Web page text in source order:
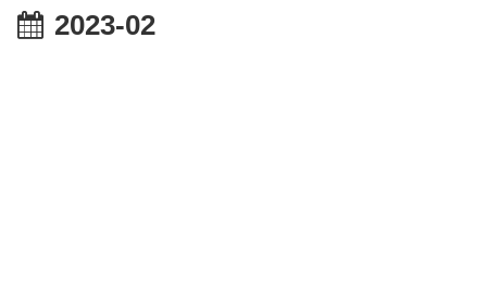
2023-02